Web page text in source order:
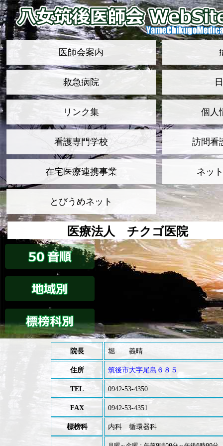
医師会案内
救急病院
リンク集 個人
看護専門学校 訪問看
在宅医療連携事業 ネッ
とびうめネット
医療法人 チクゴ医院
院長 堀 義晴
住所 筑後市大字尾島６８５
TEL 0942-53-4350
FAX 0942-53-4351
標榜科 内科 循環器科